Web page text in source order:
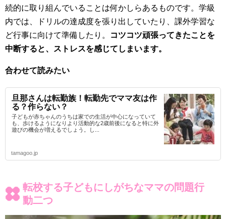
続的に取り組んでいることは何かしらあるものです。学級
内では、ドリルの達成度を張り出していたり、課外学習な
ど行事に向けて準備したり。
コツコツ頑張ってきたことを
中断すると、ストレスを感じてしまいます。
合わせて読みたい
旦那さんは転勤族！転勤先でママ友は作
る？作らない？
子どもが赤ちゃんのうちは家での生活が中心になっていて
も、歩けるようになりより活動的な2歳前後になると特に外
遊びの機会が増えるでしょう。し...
tamagoo.jp
転校する子どもにしがちなママの問題行
動二つ